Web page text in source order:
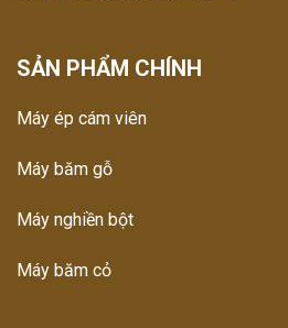
SẢN PHẨM CHÍNH
Máy ép cám viên
Máy băm gỗ
Máy nghiền bột
Máy băm cỏ